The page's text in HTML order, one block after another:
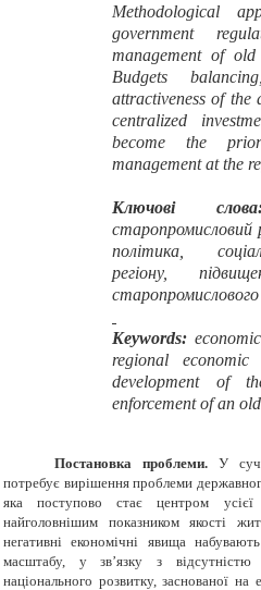
Methodological
government
management of
Budgets
attractiveness of
centralized
become the
management at the
Ключові
старопромисловий
політика,
регіону,
старопромислового
Keywords:
regional
development of
enforcement of an
Постановка проблеми.У
потребує вирішення проблеми
яка поступово стає центром
найголовнішим показником якості
негативні економічні явища
масштабу, у зв’язку з відсутністю
національного розвитку, заснованої